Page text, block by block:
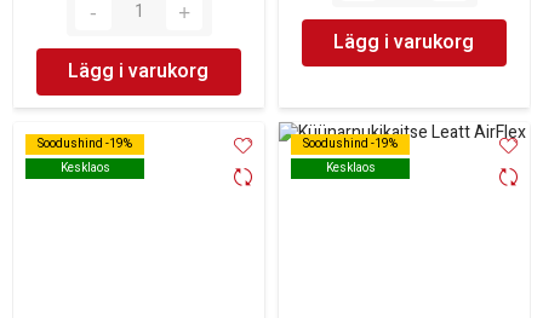
Lägg i varukorg
Lägg i varukorg
Soodushind -19%
Kesklaos
Soodushind -19%
Kesklaos
Soodushind -19%
Kesklaos
Soodushind -19%
Kesklaos